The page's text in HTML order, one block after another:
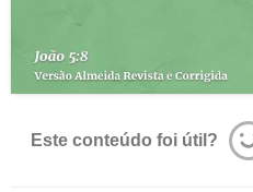
Este conteúdo foi útil?